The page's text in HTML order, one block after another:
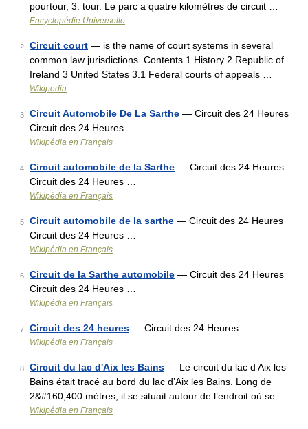
pourtour, 3. tour. Le parc a quatre kilomètres de circuit …
Encyclopédie Universelle
2 Circuit court — is the name of court systems in several
common law jurisdictions. Contents 1 History 2 Republic of
Ireland 3 United States 3.1 Federal courts of appeals …
Wikipedia
3 Circuit Automobile De La Sarthe — Circuit des 24 Heures
Circuit des 24 Heures …
Wikipédia en Français
4 Circuit automobile de la Sarthe — Circuit des 24 Heures
Circuit des 24 Heures …
Wikipédia en Français
5 Circuit automobile de la sarthe — Circuit des 24 Heures
Circuit des 24 Heures …
Wikipédia en Français
6 Circuit de la Sarthe automobile — Circuit des 24 Heures
Circuit des 24 Heures …
Wikipédia en Français
7 Circuit des 24 heures — Circuit des 24 Heures …
Wikipédia en Français
8 Circuit du lac d'Aix les Bains — Le circuit du lac d Aix les
Bains était tracé au bord du lac d’Aix les Bains. Long de
2&#160;400 mètres, il se situait autour de l’endroit où se …
Wikipédia en Français